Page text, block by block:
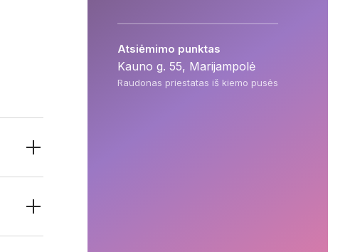
Atsiėmimo punktas
Kauno g. 55, Marijampolė
Raudonas priestatas iš kiemo pusės